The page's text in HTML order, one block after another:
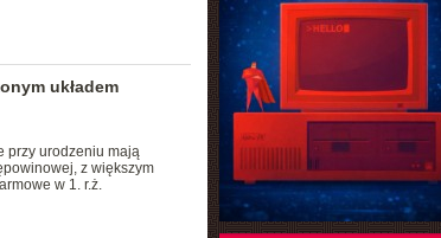
układem
przy urodzeniu mają
z większym
w 1. r.ż.